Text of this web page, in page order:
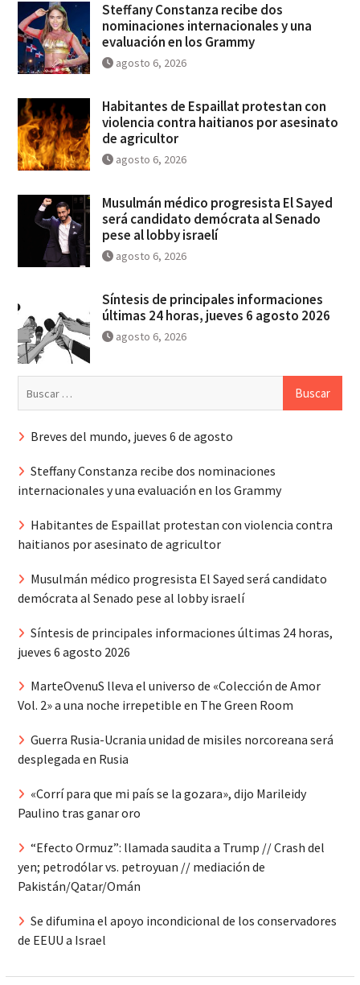
Steffany Constanza recibe dos
nominaciones internacionales y una
evaluación en los Grammy
agosto 6, 2026
Habitantes de Espaillat protestan con
violencia contra haitianos por asesinato
de agricultor
agosto 6, 2026
Musulmán médico progresista El Sayed
será candidato demócrata al Senado
pese al lobby israelí
agosto 6, 2026
Síntesis de principales informaciones
últimas 24 horas, jueves 6 agosto 2026
agosto 6, 2026
Breves del mundo, jueves 6 de agosto
Steffany Constanza recibe dos nominaciones
internacionales y una evaluación en los Grammy
Habitantes de Espaillat protestan con violencia contra
haitianos por asesinato de agricultor
Musulmán médico progresista El Sayed será candidato
demócrata al Senado pese al lobby israelí
Síntesis de principales informaciones últimas 24 horas,
jueves 6 agosto 2026
MarteOvenuS lleva el universo de «Colección de Amor
Vol. 2» a una noche irrepetible en The Green Room
Guerra Rusia-Ucrania unidad de misiles norcoreana será
desplegada en Rusia
«Corrí para que mi país se la gozara», dijo Marileidy
Paulino tras ganar oro
“Efecto Ormuz”: llamada saudita a Trump // Crash del
yen; petrodólar vs. petroyuan // mediación de
Pakistán/Qatar/Omán
Se difumina el apoyo incondicional de los conservadores
de EEUU a Israel